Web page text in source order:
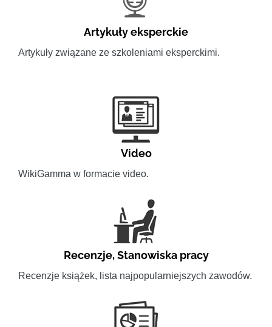
Artykuły eksperckie
Artykuły związane ze szkoleniami eksperckimi.
Video
WikiGamma w formacie video.
Recenzje,Stanowiska pracy
Recenzje książek, lista najpopularniejszych zawodów.